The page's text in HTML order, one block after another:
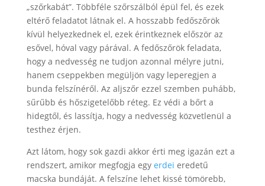
„szőrkabát”. Többféle szőrszálból épül fel, és ezek
eltérő feladatot látnak el. A hosszabb fedőszőrök
kívül helyezkednek el, ezek érintkeznek először az
esővel, hóval vagy párával. A fedőszőrök feladata,
hogy a nedvesség ne tudjon azonnal mélyre jutni,
hanem cseppekben megüljön vagy leperegjen a
bunda felszínéről. Az aljszőr ezzel szemben puhább,
sűrűbb és hőszigetelőbb réteg. Ez védi a bőrt a
hidegtől, és lassítja, hogy a nedvesség közvetlenül a
testhez érjen.
Azt látom, hogy sok gazdi akkor érti meg igazán ezt a
rendszert, amikor megfogja egy erdei eredetű
macska bundáját. A felszíne lehet kissé tömörebb,